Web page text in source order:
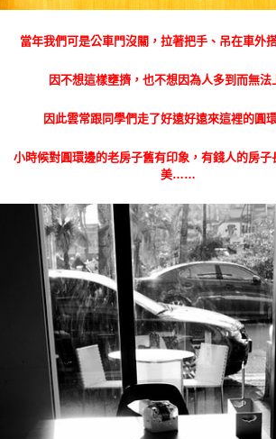
當年我們可是公車門沒關，拉著把手、吊在車外
因不想這樣壅擠，也不想因為人多到而無法
因此雲常跟同學們走了好遠好遠來這裡的圓
小時候對圓環邊的老房子舊有印象，有錢人的房子
美……